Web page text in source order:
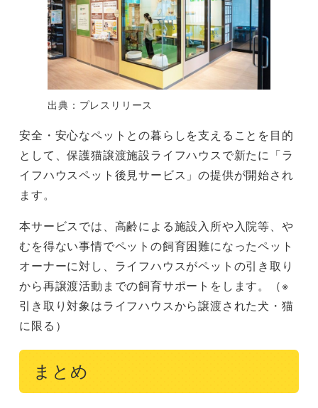
出典：プレスリリース
安全・安心なペットとの暮らしを支えることを目的
として、保護猫譲渡施設ライフハウスで新たに「ラ
イフハウスペット後見サービス」の提供が開始され
ます。
本サービスでは、高齢による施設入所や入院等、や
むを得ない事情でペットの飼育困難になったペット
オーナーに対し、ライフハウスがペットの引き取り
から再譲渡活動までの飼育サポートをします。（※
引き取り対象はライフハウスから譲渡された犬・猫
に限る）
まとめ